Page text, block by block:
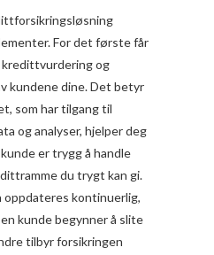
For det første får
og
kundene dine. Det betyr
som har tilgang til
og analyser, hjelper deg
er trygg å handle
du trygt kan gi.
oppdateres kontinuerlig,
kunde begynner å slite
tilbyr forsikringen